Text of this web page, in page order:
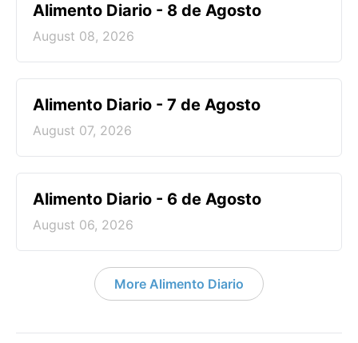
Alimento Diario - 8 de Agosto
August 08, 2026
Alimento Diario - 7 de Agosto
August 07, 2026
Alimento Diario - 6 de Agosto
August 06, 2026
More Alimento Diario